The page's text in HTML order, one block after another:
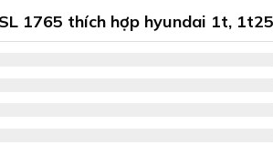
có
nhiều
nhiều
1765 thích hợp hyundai 1t,